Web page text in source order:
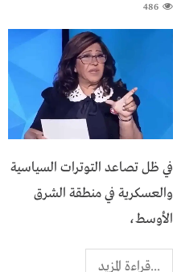
486
في ظل تصاعد التوترات السياسية
والعسكرية في منطقة الشرق
الأوسط،
...قراءة المزيد